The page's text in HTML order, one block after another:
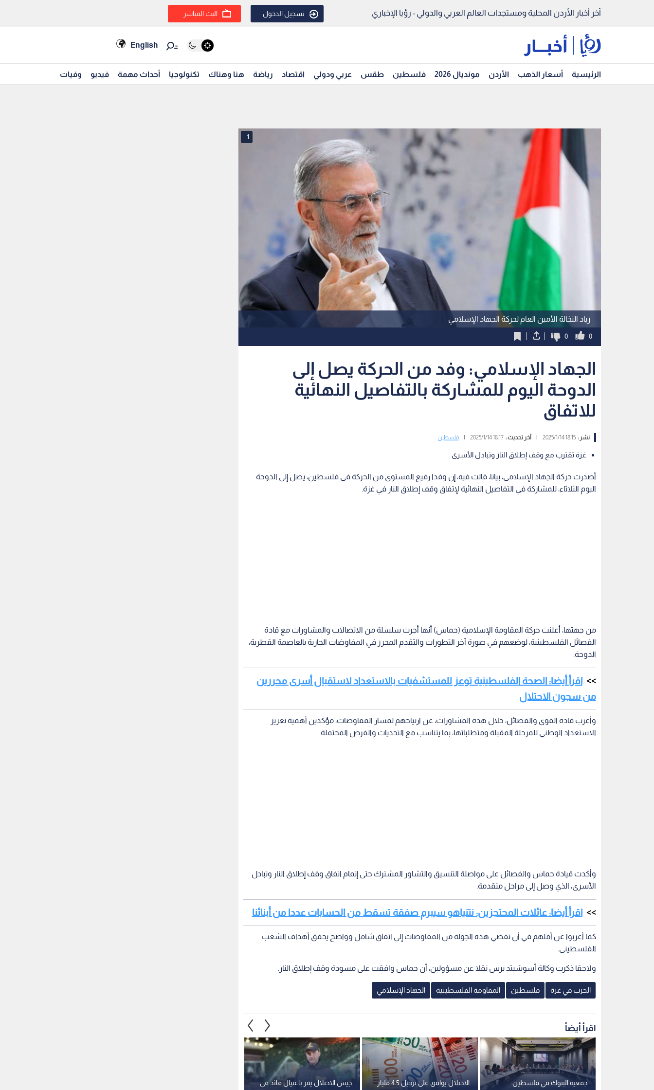
آخر أخبار الأردن المحلية ومستجدات العالم العربي والدولي - رؤيا الإخباري تسجيل الدخول البث المباشر
English
الرئيسية أسعار الذهب الأردن مونديال 2026 فلسطين طقس عربي ودولي اقتصاد رياضة هنا وهناك تكنولوجيا أحداث مهمة فيديو وفيات
زياد النخالة الأمين العام لحركة الجهاد الإسلامي
1
0
0
الجهاد الإسلامي: وفد من الحركة يصل إلى
الدوحة اليوم للمشاركة بالتفاصيل النهائية
للاتفاق
نشر :18:15 2025/1/14 آخر تحديث :18:17 2025/1/14 فلسطين
غزة تقترب مع وقف إطلاق النار وتبادل الأسرى
أصدرت حركة الجهاد الإسلامي، بيانا، قالت فيه، إن وفدا رفيع المستوى من الحركة في فلسطين، يصل إلى الدوحة
اليوم الثلاثاء، للمشاركة في التفاصيل النهائية لإتفاق وقف إطلاق النار في غزة.
من جهتها، أعلنت حركة المقاومة الإسلامية (حماس) أنها أجرت سلسلة من الاتصالات والمشاورات مع قادة
الفصائل الفلسطينية، لوضعهم في صورة آخر التطورات والتقدم المحرز في المفاوضات الجارية بالعاصمة القطرية،
الدوحة.
اقرأ أيضا: الصحة الفلسطينية توعز للمستشفيات بالاستعداد لاستقبال أسرى محررين
من سجون الاحتلال
وأعرب قادة القوى والفصائل، خلال هذه المشاورات، عن ارتياحهم لمسار المفاوضات، مؤكدين أهمية تعزيز
الاستعداد الوطني للمرحلة المقبلة ومتطلباتها، بما يتناسب مع التحديات والفرص المحتملة.
وأكدت قيادة حماس والفصائل على مواصلة التنسيق والتشاور المشترك حتى إتمام اتفاق وقف إطلاق النار وتبادل
الأسرى، الذي وصل إلى مراحل متقدمة.
اقرأ أيضا: عائلات المحتجزين: نتنياهو سيبرم صفقة تسقط من الحسابات عددا من أبنائنا
كما أعربوا عن أملهم في أن تفضي هذه الجولة من المفاوضات إلى اتفاق شامل وواضح يحقق أهداف الشعب
الفلسطيني.
ولاحقا ذكرت وكالة أسوشيتد برس نقلا عن مسؤولين، أن حماس وافقت على مسودة وقف إطلاق النار.
الحرب في غزة فلسطين المقاومة الفلسطينية الجهاد الإسلامي
اقرأ أيضاً
جيش الاحتلال يقر باغتيال قائد في
الاحتلال يوافق على ترحيل 4.5 مليار
جمعية البنوك في فلسطين